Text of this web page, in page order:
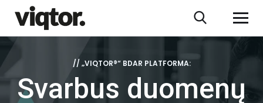
// „VIQTOR®“ BDAR PLATFORMA:
Svarbus duomenų